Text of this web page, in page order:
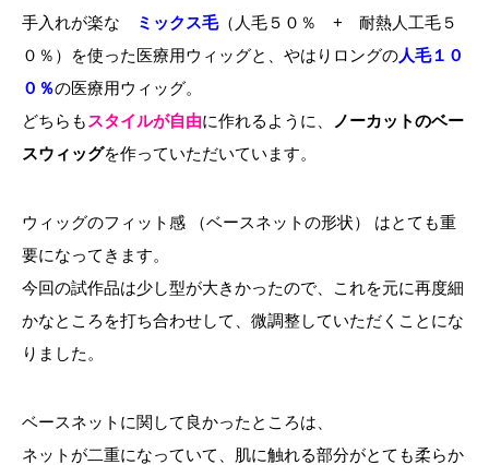
手入れが楽な
ミックス毛（人毛５０％ + 耐熱人工毛５
０％）を使った医療用ウィッグと、やはりロングの人毛１０
０％の医療用ウィッグ。
どちらも スタイルが自由に作れるように、
ノーカットのベー
スウィッグを作っていただいています。
ウィッグのフィット感 （ベースネットの形状） はとても重
要になってきます。
今回の試作品は少し型が大きかったので、これを元に再度細
かなところを打ち合わせして、微調整していただくことにな
りました。
ベースネットに関して良かったところは、
ネットが二重になっていて、肌に触れる部分がとても柔らか